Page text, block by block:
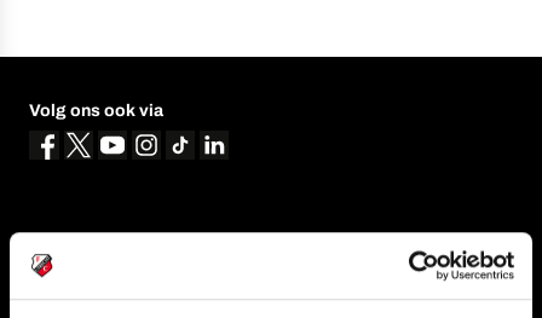
Volg ons ook via
CLUB
FOUNDATION